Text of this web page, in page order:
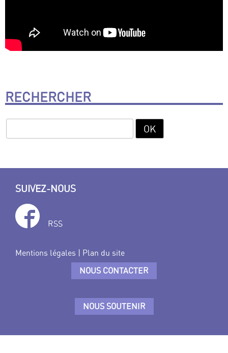
RECHERCHER
SUIVEZ-NOUS
RSS
Mentions légales | Plan du site
NOUS CONTACTER
NOUS SOUTENIR